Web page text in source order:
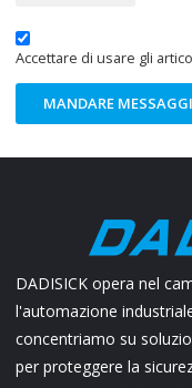
Accettare di usare gli
MANDARE MESSAGGI
DADISICK opera nel
l'automazione
concentriamo su
per proteggere la